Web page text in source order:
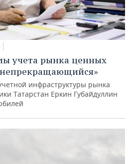
учета рынка ценных
инфраструктуры рынка
Татарстан Еркин Губайдуллин